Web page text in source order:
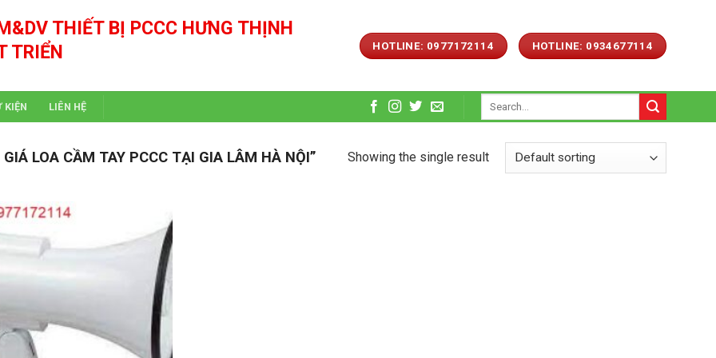
THIẾT BỊ PCCC HƯNG THỊNH
TRIỂN
HOTLINE: 0977172114 HOTLINE: 0934677114
KIỆN LIÊN HỆ
GIÁ LOA CẦM TAY PCCC TẠI GIA LÂM HÀ NỘI” Showing the single result